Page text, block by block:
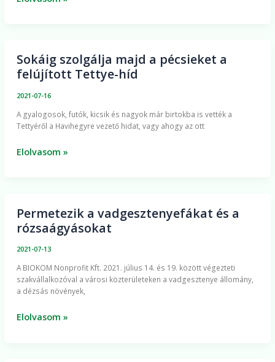
Sokáig szolgálja majd a pécsieket a
felújított Tettye-híd
2021-07-16
A gyalogosok, futók, kicsik és nagyok már birtokba is vették a
Tettyéről a Havihegyre vezető hidat, vagy ahogy az ott
Sokáig
szolgálja
pécsieket
a
felújított
Elolvasom »
Permetezik a vadgesztenyefákat és a
rózsaágyásokat
2021-07-13
​A BIOKOM Nonprofit Kft. 2021. július 14. és 19. között végezteti
szakvállalkozóval a városi közterületeken a vadgesztenye állomány,
a dézsás növények,
Permetezik
a
a
rózsaágyásokat
Elolvasom »